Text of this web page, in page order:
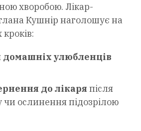
хворобою. Лікар-
Кушнір наголошує на
домашніх улюбленців
до лікаря після
чи ослинення підозрілою